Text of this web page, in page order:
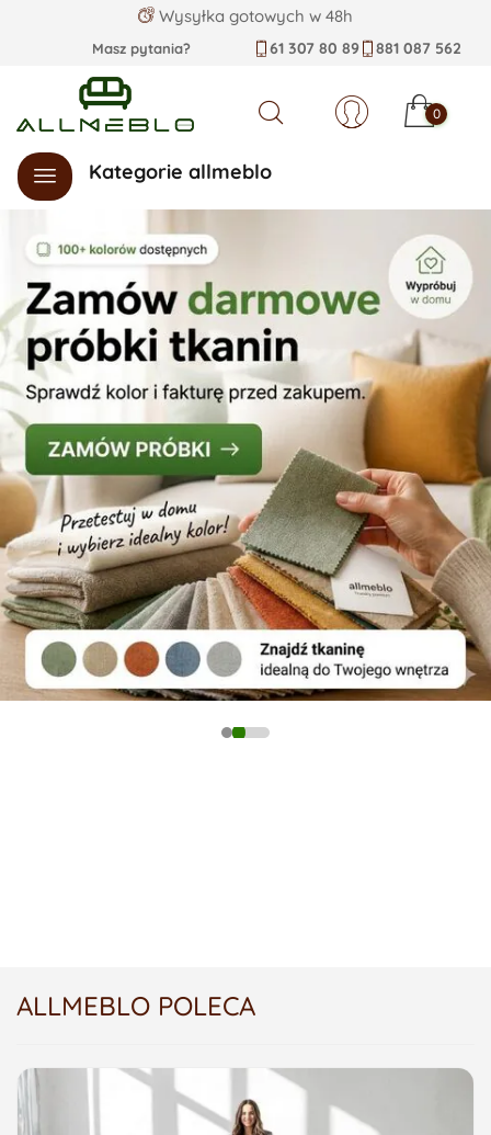
Wysyłka gotowych w 48h
Masz pytania? 61 307 80 89 881 087 562
Szukaj 0
Kategorie allmeblo
ALLMEBLO POLECA